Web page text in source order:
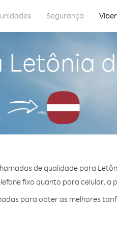
Segurança
de qualidade para
fixo quanto para celular, a
para obter as melhores